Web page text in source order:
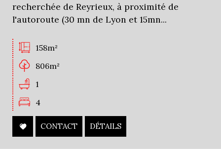
recherchée de Reyrieux, à proximité de
l'autoroute (30 mn de Lyon et 15mn...
158m²
806m²
1
4
CONTACT DÉTAILS